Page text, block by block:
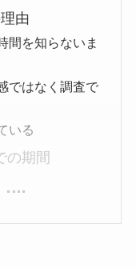
由
間を知らないま
ではなく調査で
いる
の期間